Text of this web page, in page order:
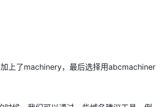
上了machinery，最后选择用abcmachiner